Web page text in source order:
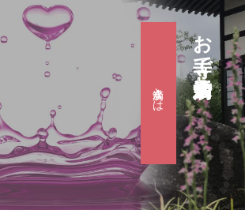
お寺で婚活『滴水会』
滴水会とは